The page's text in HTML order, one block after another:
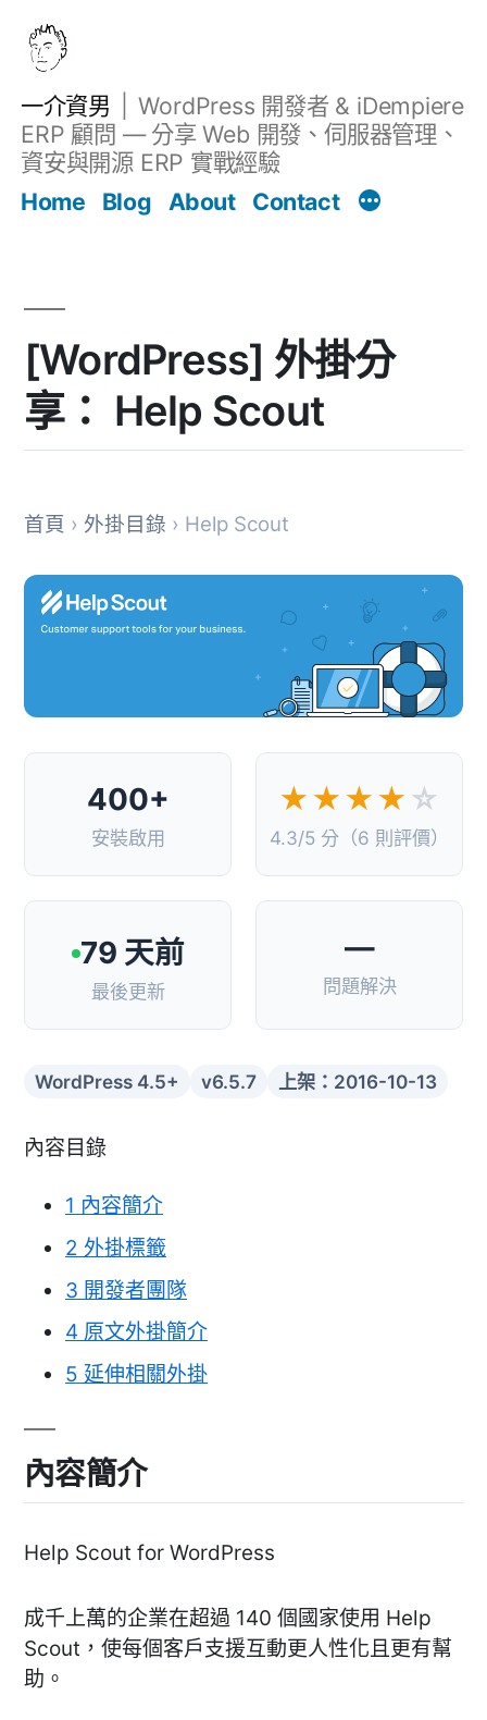
一介資男
WordPress 開發者 & iDempiere
ERP 顧問 — 分享 Web 開發、伺服器管理、
資安與開源 ERP 實戰經驗
Home
Blog About Contact
[WordPress] 外掛分
享： Help Scout
首頁 › 外掛目錄 › Help Scout
400+
安裝啟用
★★★★ ☆
4.3/5 分（6 則評價）
79 天前
最後更新
—
問題解決
WordPress 4.5+ v6.5.7 上架：2016-10-13
內容目錄
1 內容簡介
2 外掛標籤
3 開發者團隊
4 原文外掛簡介
5 延伸相關外掛
內容簡介
Help Scout for WordPress
成千上萬的企業在超過 140 個國家使用 Help
Scout，使每個客戶支援互動更人性化且更有幫
助。
文章 Filter